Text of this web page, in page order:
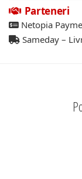
Parteneri
Netopia
Sameday –